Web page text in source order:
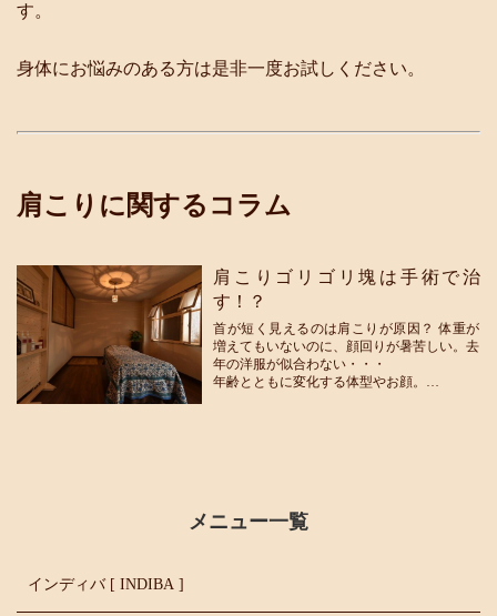
す。
身体にお悩みのある方は是非一度お試しください。
肩こりに関するコラム
肩こりゴリゴリ塊は手術で治
す！？
首が短く見えるのは肩こりが原因？ 体重が
増えてもいないのに、顔回りが暑苦しい。去
年の洋服が似合わない・・・
年齢とともに変化する体型やお顔。
メニュー一覧
インディバ [ INDIBA ]